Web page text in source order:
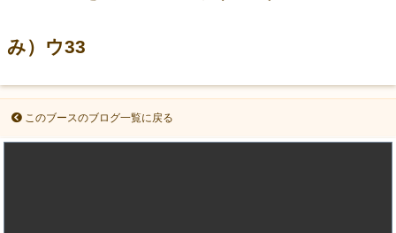
み）ウ33
このブースのブログ一覧に戻る